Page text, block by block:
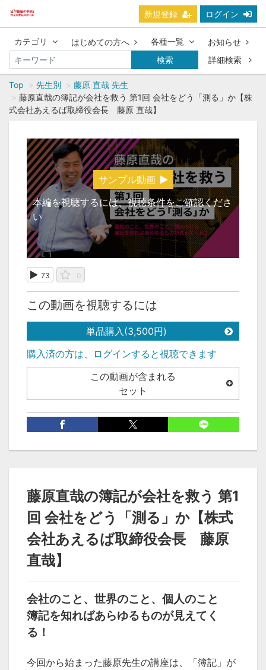
新規登録 ログイン
カテゴリ はじめての方へ 各種一覧
お知らせ
検索
詳細検索
Top 先生別
藤原 直哉 先生
藤原直哉の簿記が会社を救う 第1回 会社をどう「測る」か【株
式会社あえるば取締役会長 藤原 直哉】
サンプル動画
本編を視聴するには、視聴条件をご確認くださ
い
73 0
この動画を視聴するには
単品購入(3,500円)
購入済の方は、ログインすると視聴できます
この動画が含まれる
セット
カテゴリ
藤原直哉の簿記が会社を救う 第1
回 会社をどう「測る」か【株式
会社あえるば取締役会長 藤原
直哉】
会社のこと、世界のこと、個人のこと
簿記を知ればあらゆるものが見えてく
る！
今回から始まった藤原先生の講座は、「簿記」が